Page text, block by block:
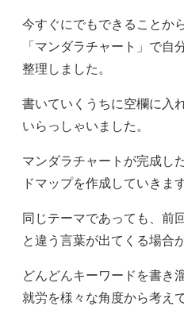
今すぐにでもできることか
「マンダラチャート」で自
整理しました。
書いていくうちに空欄に入
いらっしゃいました。
マンダラチャートが完成し
ドマップを作成していきます
同じテーマであっても、前
と違う言葉が出てくる場合
どんどんキーワードを書き
就労を様々な角度から考え